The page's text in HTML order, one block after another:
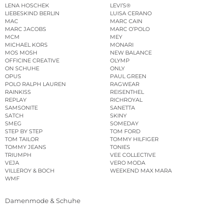
LENA HOSCHEK
LEVI’S®
LIEBESKIND BERLIN
LUISA CERANO
MAC
MARC CAIN
MARC JACOBS
MARC O’POLO
MCM
MEY
MICHAEL KORS
MONARI
MOS MOSH
NEW BALANCE
OFFICINE CREATIVE
OLYMP
ON SCHUHE
ONLY
OPUS
PAUL GREEN
POLO RALPH LAUREN
RAGWEAR
RAINKISS
REISENTHEL
REPLAY
RICHROYAL
SAMSONITE
SANETTA
SATCH
SKINY
SMEG
SOMEDAY
STEP BY STEP
TOM FORD
TOM TAILOR
TOMMY HILFIGER
TOMMY JEANS
TONIES
TRIUMPH
VEE COLLECTIVE
VEJA
VERO MODA
VILLEROY & BOCH
WEEKEND MAX MARA
WMF
Damenmode & Schuhe